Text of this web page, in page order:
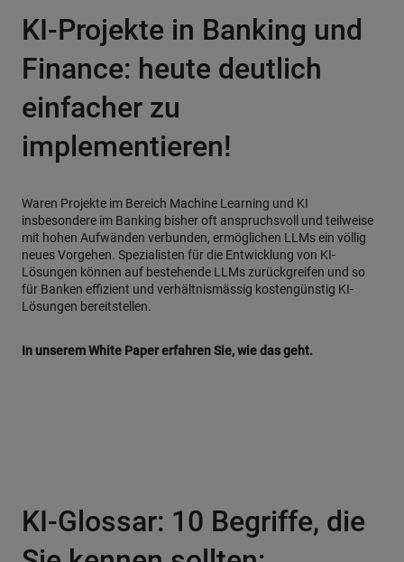
KI-Projekte in Banking und
Finance: heute deutlich
einfacher zu
implementieren!
Waren Projekte im Bereich Machine Learning und KI
insbesondere im Banking bisher oft anspruchsvoll und teilweise
mit hohen Aufwänden verbunden, ermöglichen LLMs ein völlig
neues Vorgehen. Spezialisten für die Entwicklung von KI-
Lösungen können auf bestehende LLMs zurückgreifen und so
für Banken effizient und verhältnismässig kostengünstig KI-
Lösungen bereitstellen.
In unserem White Paper erfahren Sie, wie das geht.
KI-Glossar: 10 Begriffe, die